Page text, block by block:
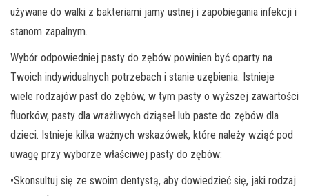
używane do walki z bakteriami jamy ustnej i zapobiegania infekcji i
stanom zapalnym.
Wybór odpowiedniej pasty do zębów powinien być oparty na
Twoich indywidualnych potrzebach i stanie uzębienia. Istnieje
wiele rodzajów past do zębów, w tym pasty o wyższej zawartości
fluorków, pasty dla wrażliwych dziąseł lub paste do zębów dla
dzieci. Istnieje kilka ważnych wskazówek, które należy wziąć pod
uwagę przy wyborze właściwej pasty do zębów:
•Skonsultuj się ze swoim dentystą, aby dowiedzieć się, jaki rodzaj